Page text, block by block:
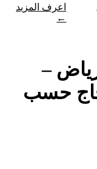
اعرف المزيد
←
–
حسب